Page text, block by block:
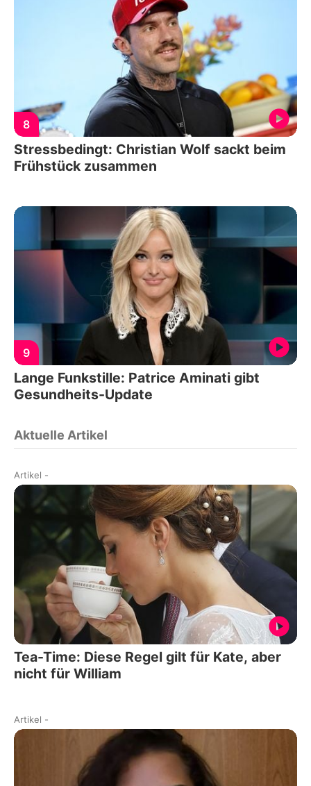
8
Stressbedingt: Christian Wolf sackt beim
Frühstück zusammen
9
Lange Funkstille: Patrice Aminati gibt
Gesundheits-Update
Aktuelle Artikel
Artikel -
Tea-Time: Diese Regel gilt für Kate, aber
nicht für William
Artikel -